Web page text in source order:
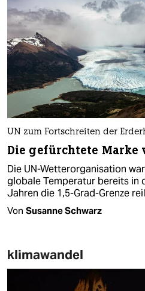
UN zum Fortschreiten der
Die gefürchtete Marke
Die UN-Wetterorganisation
globale Temperatur bereits in
Jahren die 1,5-Grad-Grenze
Von Susanne Schwarz
klimawandel